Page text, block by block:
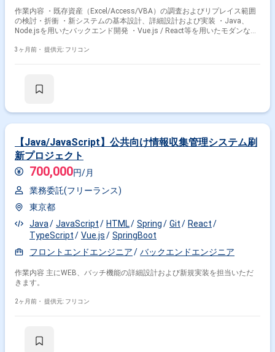
作業内容 ・既存資産（Excel/Access/VBA）の調査およびリプレイス範囲
の検討・折衝 ・新システムの基本設計、詳細設計および実装 ・Java、
Node.jsを用いたバックエンド開発 ・Vue.js / React等を用いたモダンなフ
3ヶ月前・ 提供元: フリコン
【Java/JavaScript】公共向け情報収集管理システム刷
新プロジェクト
700,000円/月
業務委託(フリーランス)
東京都
Java
JavaScript HTML Spring Git
React
TypeScript
Vue.js
SpringBoot
フロントエンドエンジニア
バックエンドエンジニア
作業内容 主にWEB、バッチ機能の詳細設計および新規実装を担当いただ
きます。
2ヶ月前・ 提供元: フリコン